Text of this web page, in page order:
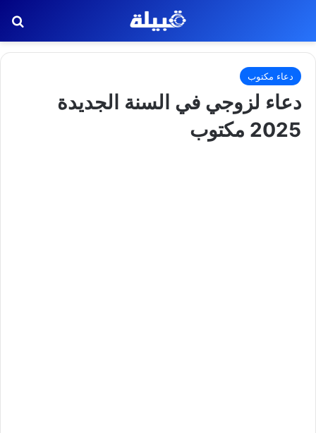
دعاء مكتوب
دعاء لزوجي في السنة الجديدة
2025 مكتوب